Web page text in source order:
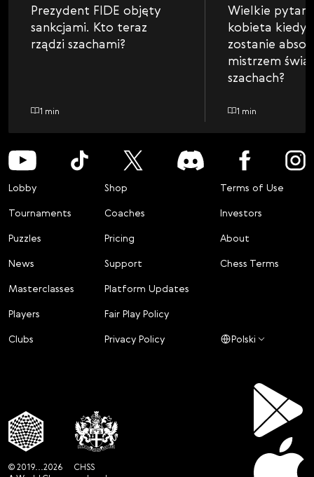
Prezydent FIDE objęty
sankcjami. Kto teraz
rządzi szachami?
1 min
Wielkie
kobieta
zostanie
mistrzem
szachach?
1 min
Lobby
Tournaments
Puzzles
News
Masterclasses
Players
Clubs
Shop
Coaches
Pricing
Support
Platform Updates
Fair Play Policy
Privacy Policy
Terms of Use
Investors
About
Chess Terms
Polski
© 2019...2026
CHSS